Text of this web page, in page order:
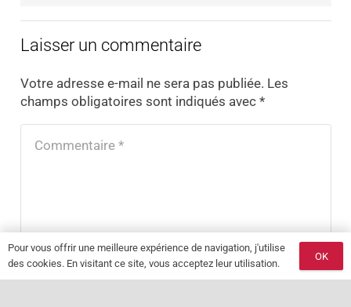
Laisser un commentaire
Votre adresse e-mail ne sera pas publiée. Les
champs obligatoires sont indiqués avec *
Pour vous offrir une meilleure expérience de navigation, j'utilise
des cookies. En visitant ce site, vous acceptez leur utilisation.
OK